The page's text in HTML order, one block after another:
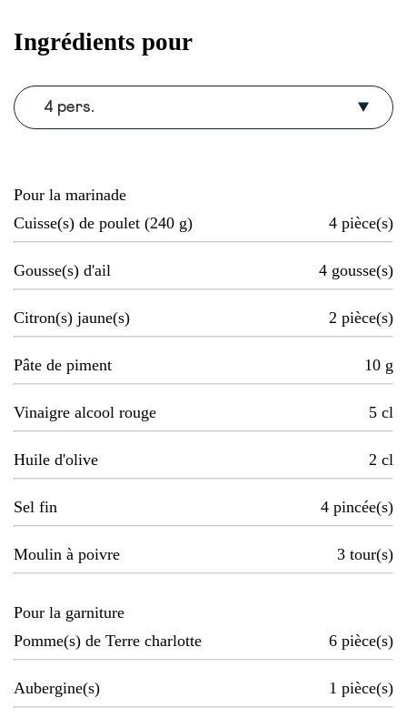
Ingrédients pour
4 pers.
Pour la marinade
Cuisse(s) de poulet (240 g)
4 pièce(s)
Gousse(s) d'ail 4 gousse(s)
Citron(s) jaune(s) 2 pièce(s)
Pâte de piment 10 g
Vinaigre alcool rouge 5 cl
Huile d'olive 2 cl
Sel fin 4 pincée(s)
Moulin à poivre 3 tour(s)
Pour la garniture
Pomme(s) de Terre charlotte
6 pièce(s)
Aubergine(s) 1 pièce(s)